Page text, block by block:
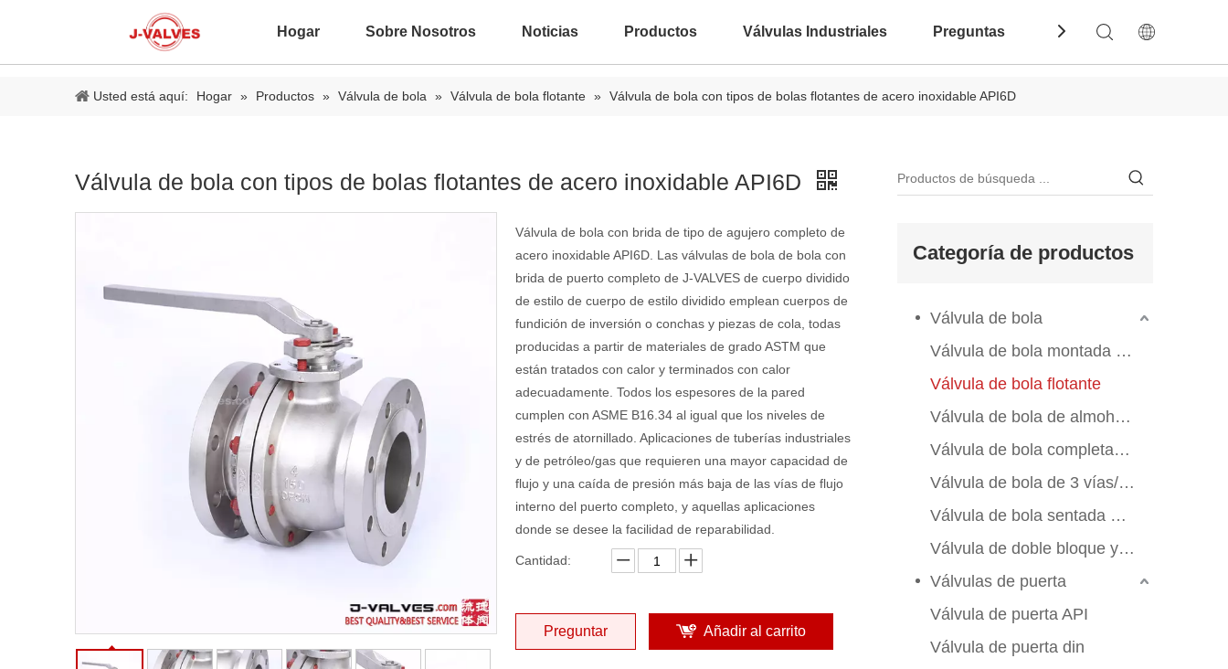
Hogar Sobre Nosotros Noticias Productos Válvulas Industriales Preguntas Frecuentes Contáctenos
Usted está aquí: Hogar » Productos » Válvula de bola » Válvula de bola flotante » Válvula de bola con tipos de bolas flotantes de acero inoxidable API6D
Válvula de bola con tipos de bolas flotantes de acero inoxidable API6D
Válvula de bola con brida de tipo de agujero completo de
acero inoxidable API6D. Las válvulas de bola de bola con
brida de puerto completo de J-VALVES de cuerpo dividido
de estilo de cuerpo de estilo dividido emplean cuerpos de
fundición de inversión o conchas y piezas de cola, todas
producidas a partir de materiales de grado ASTM que
están tratados con calor y terminados con calor
adecuadamente. Todos los espesores de la pared
cumplen con ASME B16.34 al igual que los niveles de
estrés de atornillado. Aplicaciones de tuberías industriales
y de petróleo/gas que requieren una mayor capacidad de
flujo y una caída de presión más baja de las vías de flujo
interno del puerto completo, y aquellas aplicaciones
donde se desee la facilidad de reparabilidad.
Cantidad:
Preguntar Añadir al carrito
Categoría de productos
Válvula de bola
Válvula de bola montada en el muelle
Válvula de bola flotante
Válvula de bola de almohadilla de montaje
Válvula de bola completamente soldada
Válvula de bola de 3 vías/4 vías
Válvula de bola sentada de metal
Válvula de doble bloque y sangrado
Válvulas de puerta
Válvula de puerta API
Válvula de puerta din